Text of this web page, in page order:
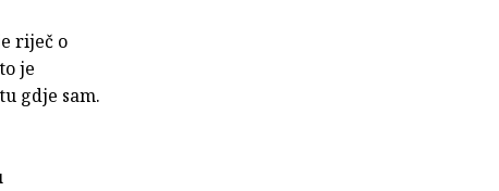
riječ o
je
gdje sam.